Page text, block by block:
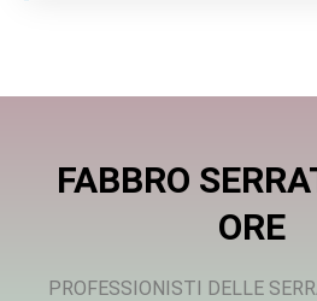
FABBRO
ORE
PROFESSIONISTI DELLE